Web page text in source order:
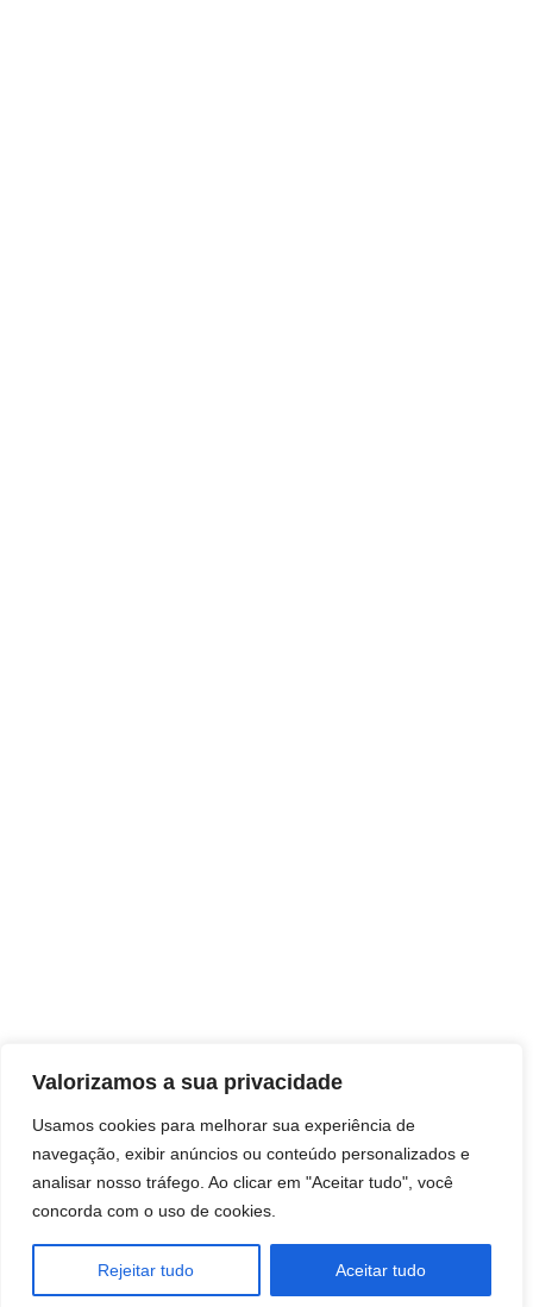
Valorizamos a sua privacidade
Usamos cookies para melhorar sua experiência de
navegação, exibir anúncios ou conteúdo personalizados e
analisar nosso tráfego. Ao clicar em "Aceitar tudo", você
concorda com o uso de cookies.
Rejeitar tudo Aceitar tudo